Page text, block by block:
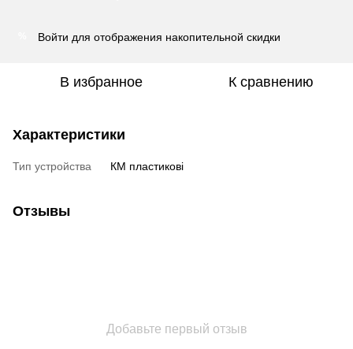
Войти для отображения накопительной скидки
В избранное К сравнению
Характеристики
Тип устройства КМ пластикові
Отзывы
Добавьте первый отзыв